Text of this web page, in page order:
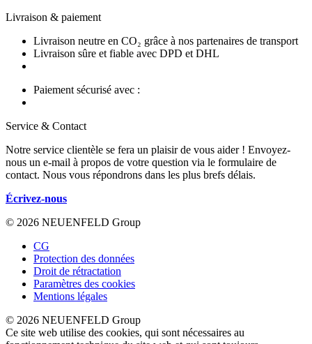
Livraison & paiement
Livraison neutre en CO₂ grâce à nos partenaires de transport
Livraison sûre et fiable avec DPD et DHL
Paiement sécurisé avec :
Service & Contact
Notre service clientèle se fera un plaisir de vous aider ! Envoyez-
nous un e-mail à propos de votre question via le formulaire de
contact. Nous vous répondrons dans les plus brefs délais.
Écrivez-nous
© 2026 NEUENFELD Group
CG
Protection des données
Droit de rétractation
Paramètres des cookies
Mentions légales
© 2026 NEUENFELD Group
Ce site web utilise des cookies, qui sont nécessaires au